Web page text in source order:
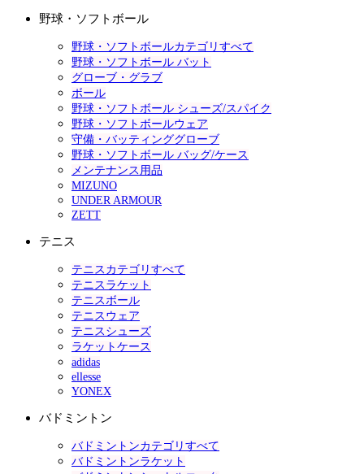
野球・ソフトボール
野球・ソフトボールカテゴリすべて
野球・ソフトボール バット
グローブ・グラブ
ボール
野球・ソフトボール シューズ/スパイク
野球・ソフトボールウェア
守備・バッティンググローブ
野球・ソフトボール バッグ/ケース
メンテナンス用品
MIZUNO
UNDER ARMOUR
ZETT
テニス
テニスカテゴリすべて
テニスラケット
テニスボール
テニスウェア
テニスシューズ
ラケットケース
adidas
ellesse
YONEX
バドミントン
バドミントンカテゴリすべて
バドミントンラケット